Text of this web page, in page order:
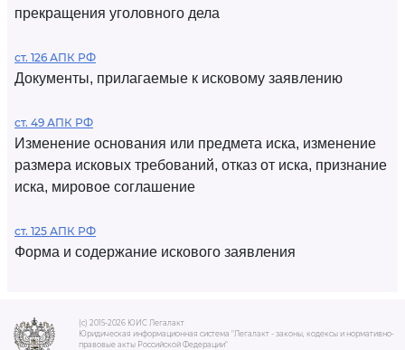
прекращения уголовного дела
ст. 126 АПК РФ
Документы, прилагаемые к исковому заявлению
ст. 49 АПК РФ
Изменение основания или предмета иска, изменение
размера исковых требований, отказ от иска, признание
иска, мировое соглашение
ст. 125 АПК РФ
Форма и содержание искового заявления
(c) 2015-2026 ЮИС Легалакт
Юридическая информационная система "Легалакт - законы, кодексы и нормативно-
правовые акты Российской Федерации"